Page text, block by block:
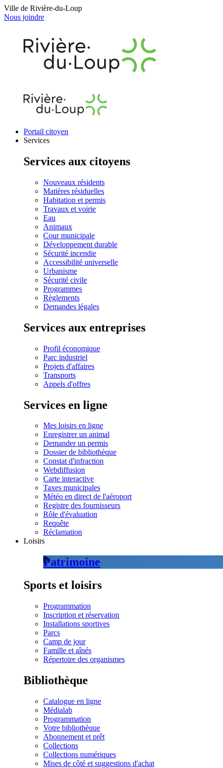
Ville de Rivière-du-Loup
Nous joindre
Portail citoyen
Services
Services aux citoyens
Nouveaux résidents
Matières résiduelles
Habitation et permis
Travaux et voirie
Eau
Animaux
Cour municipale
Développement durable
Sécurité incendie
Accessibilité universelle
Urbanisme
Sécurité civile
Programmes
Règlements
Demandes légales
Services aux entreprises
Profil économique
Parc industriel
Projets d'affaires
Transports
Appels d'offres
Services en ligne
Mes loisirs en ligne
Enregistrer un animal
Demander un permis
Dossier de bibliothèque
Constat d'infraction
Webdiffusion
Carte interactive
Taxes municipales
Météo en direct de l'aéroport
Registre des fournisseurs
Rôle d'évaluation
Requête
Réclamation
Loisirs
Patrimoine
Sports et loisirs
Programmation
Inscription et réservation
Installations sportives
Parcs
Camp de jour
Famille et aînés
Répertoire des organismes
Bibliothèque
Catalogue en ligne
Médialab
Programmation
Votre bibliothèque
Abonnement et prêt
Collections
Collections numériques
Mises de côté et suggestions d'achat